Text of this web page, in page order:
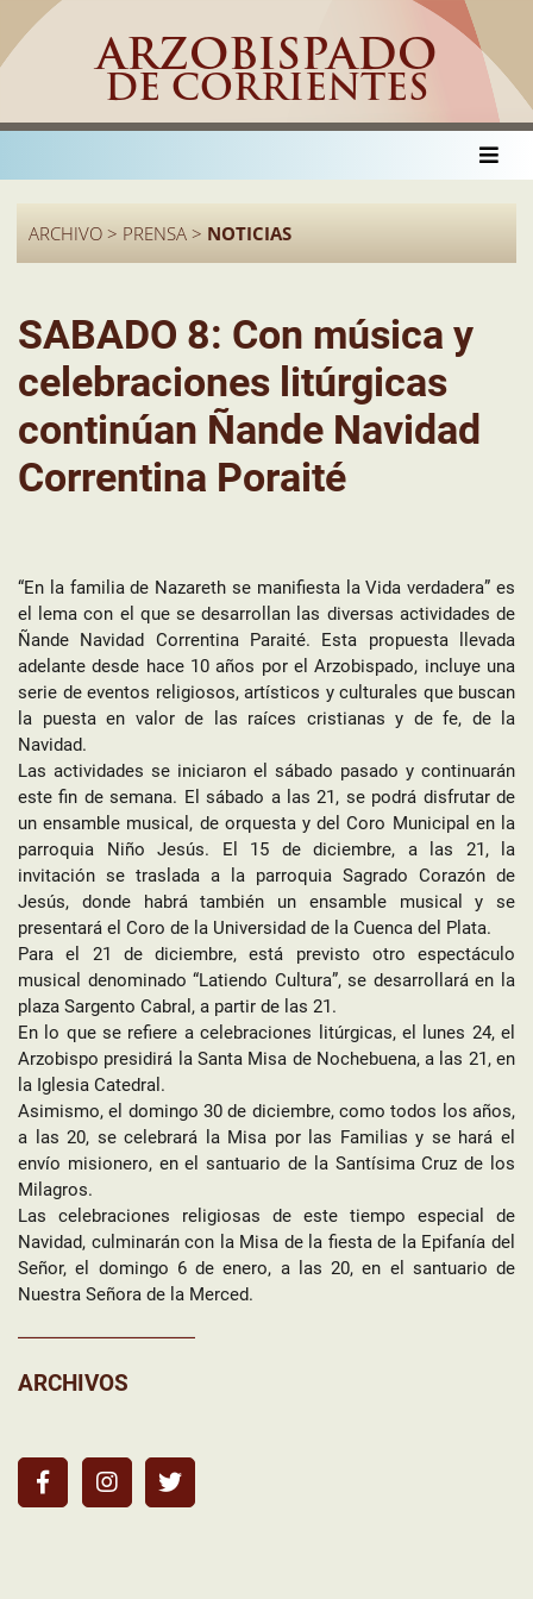
ARZOBISPADO
DE CORRIENTES
ARCHIVO > PRENSA > NOTICIAS
SABADO 8: Con música y
celebraciones litúrgicas
continúan Ñande Navidad
Correntina Poraité
“En la familia de Nazareth se manifiesta la Vida verdadera” es
el lema con el que se desarrollan las diversas actividades de
Ñande Navidad Correntina Paraité. Esta propuesta llevada
adelante desde hace 10 años por el Arzobispado, incluye una
serie de eventos religiosos, artísticos y culturales que buscan
la puesta en valor de las raíces cristianas y de fe, de la
Navidad.
Las actividades se iniciaron el sábado pasado y continuarán
este fin de semana. El sábado a las 21, se podrá disfrutar de
un ensamble musical, de orquesta y del Coro Municipal en la
parroquia Niño Jesús. El 15 de diciembre, a las 21, la
invitación se traslada a la parroquia Sagrado Corazón de
Jesús, donde habrá también un ensamble musical y se
presentará el Coro de la Universidad de la Cuenca del Plata.
Para el 21 de diciembre, está previsto otro espectáculo
musical denominado “Latiendo Cultura”, se desarrollará en la
plaza Sargento Cabral, a partir de las 21.
En lo que se refiere a celebraciones litúrgicas, el lunes 24, el
Arzobispo presidirá la Santa Misa de Nochebuena, a las 21, en
la Iglesia Catedral.
Asimismo, el domingo 30 de diciembre, como todos los años,
a las 20, se celebrará la Misa por las Familias y se hará el
envío misionero, en el santuario de la Santísima Cruz de los
Milagros.
Las celebraciones religiosas de este tiempo especial de
Navidad, culminarán con la Misa de la fiesta de la Epifanía del
Señor, el domingo 6 de enero, a las 20, en el santuario de
Nuestra Señora de la Merced.
ARCHIVOS